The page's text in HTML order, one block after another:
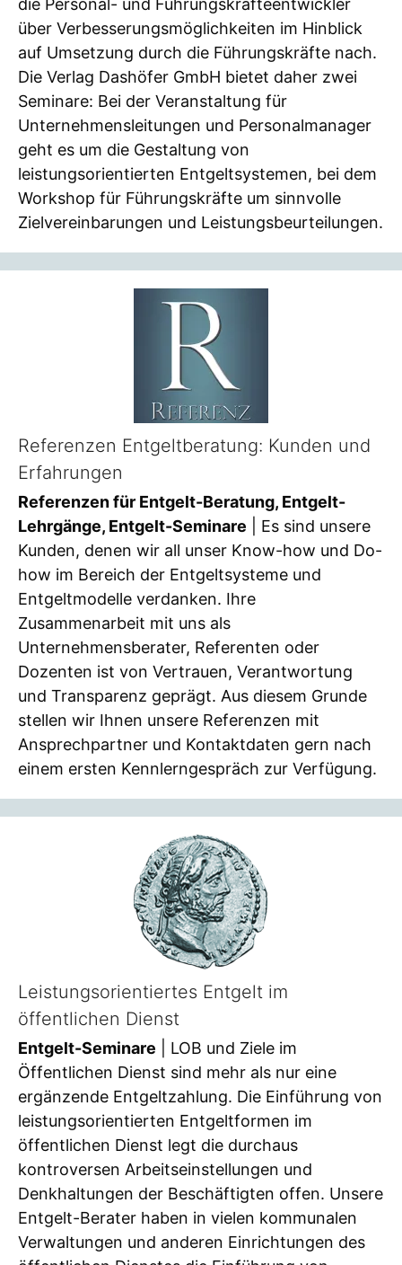
über Verbesserungsmöglichkeiten im Hinblick
auf Umsetzung durch die Führungskräfte nach.
Die Verlag Dashöfer GmbH bietet daher zwei
Seminare: Bei der Veranstaltung für
Unternehmensleitungen und Personalmanager
geht es um die Gestaltung von
leistungsorientierten Entgeltsystemen, bei dem
Workshop für Führungskräfte um sinnvolle
Zielvereinbarungen und Leistungsbeurteilungen.
Referenzen Entgeltberatung: Kunden und
Erfahrungen
Referenzen für Entgelt-Beratung, Entgelt-
Lehrgänge, Entgelt-Seminare | Es sind unsere
Kunden, denen wir all unser Know-how und Do-
how im Bereich der Entgeltsysteme und
Entgeltmodelle verdanken. Ihre
Zusammenarbeit mit uns als
Unternehmensberater, Referenten oder
Dozenten ist von Vertrauen, Verantwortung
und Transparenz geprägt. Aus diesem Grunde
stellen wir Ihnen unsere Referenzen mit
Ansprechpartner und Kontaktdaten gern nach
einem ersten Kennlerngespräch zur Verfügung.
Leistungsorientiertes Entgelt im
öffentlichen Dienst
Entgelt-Seminare | LOB und Ziele im
Öffentlichen Dienst sind mehr als nur eine
ergänzende Entgeltzahlung. Die Einführung von
leistungsorientierten Entgeltformen im
öffentlichen Dienst legt die durchaus
kontroversen Arbeitseinstellungen und
Denkhaltungen der Beschäftigten offen. Unsere
Entgelt-Berater haben in vielen kommunalen
Verwaltungen und anderen Einrichtungen des